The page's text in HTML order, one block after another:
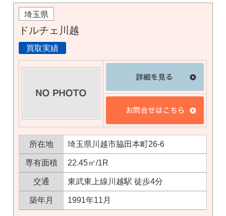
埼玉県
ドルチェ川越
買取実績
所在地 埼玉県川越市脇田本町26-6
専有面積 22.45㎡/1R
交通 東武東上線川越駅 徒歩4分
築年月 1991年11月